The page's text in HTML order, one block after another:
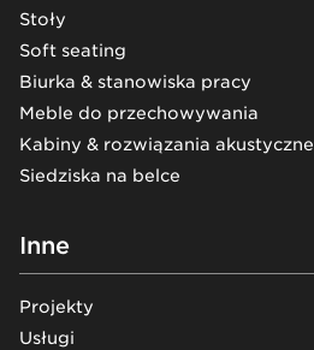
Stoły
Soft seating
Biurka & stanowiska pracy
Meble do przechowywania
Kabiny & rozwiązania akustyczne
Siedziska na belce
Inne
Projekty
Usługi